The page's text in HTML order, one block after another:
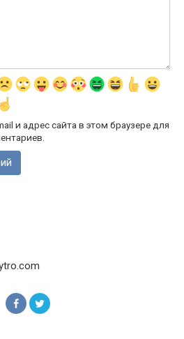
и адрес сайта в этом браузере для